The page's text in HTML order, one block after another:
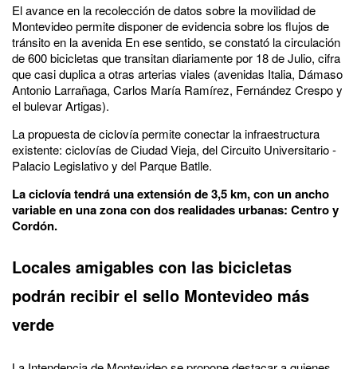
El avance en la recolección de datos sobre la movilidad de
Montevideo permite disponer de evidencia sobre los flujos de
tránsito en la avenida En ese sentido, se constató la circulación
de 600 bicicletas que transitan diariamente por 18 de Julio, cifra
que casi duplica a otras arterias viales (avenidas Italia, Dámaso
Antonio Larrañaga, Carlos María Ramírez, Fernández Crespo y
el bulevar Artigas).
La propuesta de ciclovía permite conectar la infraestructura
existente: ciclovías de Ciudad Vieja, del Circuito Universitario -
Palacio Legislativo y del Parque Batlle.
La ciclovía tendrá una extensión de 3,5 km, con un ancho
variable en una zona con dos realidades urbanas: Centro y
Cordón.
Locales amigables con las bicicletas
podrán recibir el sello Montevideo más
verde